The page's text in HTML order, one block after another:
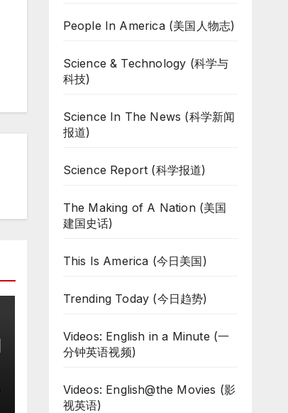
People In America (美国人物志)
Science & Technology (科学与
科技)
Science In The News (科学新闻
报道)
Science Report (科学报道)
The Making of A Nation (美国
建国史话)
This Is America (今日美国)
Trending Today (今日趋势)
Videos: English in a Minute (一
分钟英语视频)
Videos: English@the Movies (影
视英语)